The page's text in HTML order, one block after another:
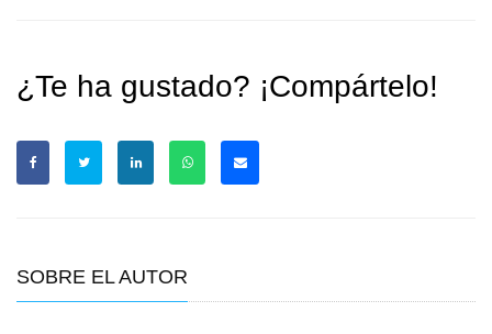
¿Te ha gustado? ¡Compártelo!
SOBRE EL AUTOR